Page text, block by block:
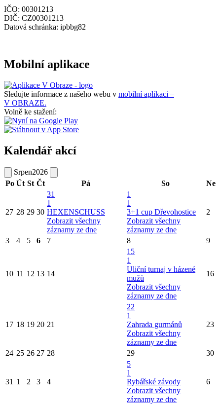
IČO: 00301213
DIČ: CZ00301213
Datová schránka: ipbbg82
Mobilní aplikace
Sledujte informace z našeho webu v mobilní aplikaci –
V OBRAZE.
Volně ke stažení:
Kalendář akcí
Srpen2026
Po Út St Čt Pá So Ne
27 28 29 30
31
1
HEXENSCHUSS
Zobrazit všechny
záznamy ze dne
1
1
3+1 cup Dřevohostice
Zobrazit všechny
záznamy ze dne
2
3 4 5 6 7 8 9
10 11 12 13 14
15
1
Uliční turnaj v házené
mužů
Zobrazit všechny
záznamy ze dne
16
17 18 19 20 21
22
1
Zahrada gurmánů
Zobrazit všechny
záznamy ze dne
23
24 25 26 27 28 29 30
31 1 2 3 4
5
1
Rybářské závody
Zobrazit všechny
záznamy ze dne
6